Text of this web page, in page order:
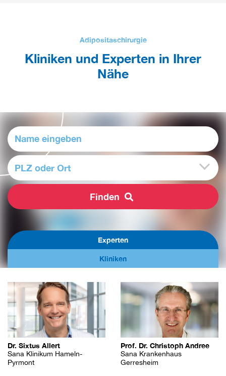
Adipositaschirurgie
Kliniken und Experten in Ihrer
Nähe
PLZ oder Ort
Finden
Experten
Kliniken
Dr. Sixtus Allert
Sana Klinikum Hameln-
Pyrmont
Prof. Dr. Christoph Andree
Sana Krankenhaus
Gerresheim